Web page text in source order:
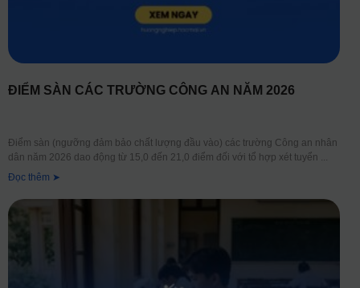
ĐIỂM SÀN CÁC TRƯỜNG CÔNG AN NĂM 2026
Điểm sàn (ngưỡng đảm bảo chất lượng đầu vào) các trường Công an nhân
dân năm 2026 dao động từ 15,0 đến 21,0 điểm đối với tổ hợp xét tuyển
Đọc thêm ➤